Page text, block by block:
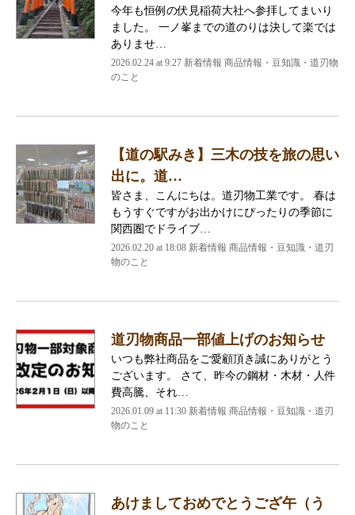
今年も恒例の伏見稲荷大社へ参拝してまいり
ました。 一ノ峯までの道のりは決して楽では
ありませ…
2026.02.24 at 9:27 新着情報 商品情報・豆知識・道刃物
のこと
【道の駅みき】三木の技を旅の思い
出に。道…
皆さま、こんにちは。道刃物工業です。 春は
もうすぐですがお出かけにぴったりの季節に
関西圏でドライブ…
2026.02.20 at 18:08 新着情報 商品情報・豆知識・道刃
物のこと
道刃物商品一部値上げのお知らせ
いつも弊社商品をご愛顧頂き誠にありがとう
ございます。 さて、昨今の鋼材・木材・人件
費高騰、それ…
2026.01.09 at 11:30 新着情報 商品情報・豆知識・道刃
物のこと
あけましておめでとうござ午（う